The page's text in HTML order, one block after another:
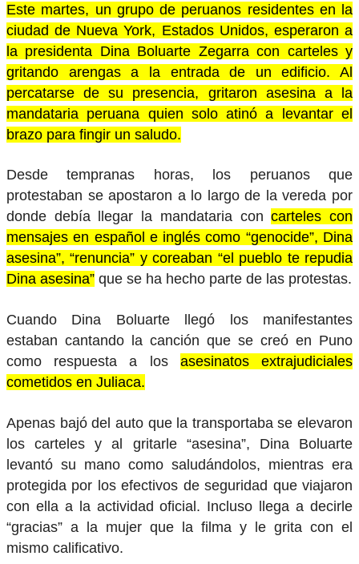
Este martes, un grupo de peruanos residentes en la
ciudad de Nueva York, Estados Unidos, esperaron a
la presidenta Dina Boluarte Zegarra con carteles y
gritando arengas a la entrada de un edificio. Al
percatarse de su presencia, gritaron asesina a la
mandataria peruana quien solo atinó a levantar el
brazo para fingir un saludo.
Desde tempranas horas, los peruanos que
protestaban se apostaron a lo largo de la vereda por
donde debía llegar la mandataria concarteles con
mensajes en español e inglés como “genocide”, Dina
asesina”, “renuncia” y coreaban “el pueblo te repudia
Dina asesina” que se ha hecho parte de las protestas.
Cuando Dina Boluarte llegó los manifestantes
estaban cantando la canción que se creó en Puno
como respuesta a los asesinatos extrajudiciales
cometidos en Juliaca.
Apenas bajó del auto que la transportaba se elevaron
los carteles y al gritarle “asesina”, Dina Boluarte
levantó su mano como saludándolos, mientras era
protegida por los efectivos de seguridad que viajaron
con ella a la actividad oficial. Incluso llega a decirle
“gracias” a la mujer que la filma y le grita con el
mismo calificativo.